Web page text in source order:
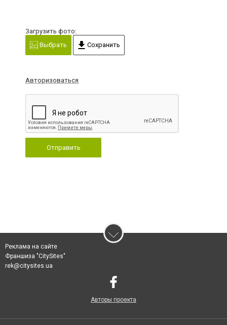
Загрузить фото:
Выбрать
Сохранить
Авторизоваться
Отправить
Реклама на сайте
Франшиза "CitySites"
rek@citysites.ua
Авторы проекта